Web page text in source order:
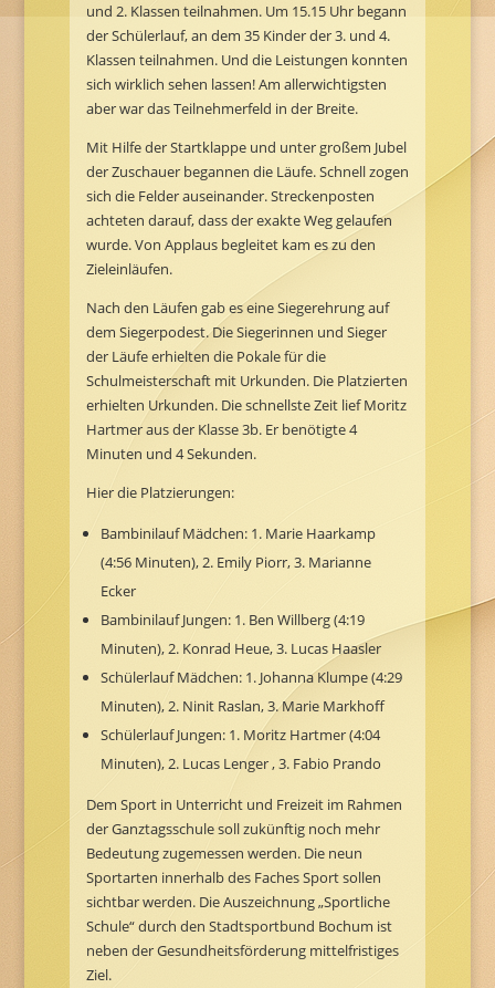
und 2. Klassen teilnahmen. Um 15.15 Uhr begann
der Schülerlauf, an dem 35 Kinder der 3. und 4.
Klassen teilnahmen. Und die Leistungen konnten
sich wirklich sehen lassen! Am allerwichtigsten
aber war das Teilnehmerfeld in der Breite.
Mit Hilfe der Startklappe und unter großem Jubel
der Zuschauer begannen die Läufe. Schnell zogen
sich die Felder auseinander. Streckenposten
achteten darauf, dass der exakte Weg gelaufen
wurde. Von Applaus begleitet kam es zu den
Zieleinläufen.
Nach den Läufen gab es eine Siegerehrung auf
dem Siegerpodest. Die Siegerinnen und Sieger
der Läufe erhielten die Pokale für die
Schulmeisterschaft mit Urkunden. Die Platzierten
erhielten Urkunden. Die schnellste Zeit lief Moritz
Hartmer aus der Klasse 3b. Er benötigte 4
Minuten und 4 Sekunden.
Hier die Platzierungen:
Bambinilauf Mädchen: 1. Marie Haarkamp
(4:56 Minuten), 2. Emily Piorr, 3. Marianne
Ecker
Bambinilauf Jungen: 1. Ben Willberg (4:19
Minuten), 2. Konrad Heue, 3. Lucas Haasler
Schülerlauf Mädchen: 1. Johanna Klumpe (4:29
Minuten), 2. Ninit Raslan, 3. Marie Markhoff
Schülerlauf Jungen: 1. Moritz Hartmer (4:04
Minuten), 2. Lucas Lenger , 3. Fabio Prando
Dem Sport in Unterricht und Freizeit im Rahmen
der Ganztagsschule soll zukünftig noch mehr
Bedeutung zugemessen werden. Die neun
Sportarten innerhalb des Faches Sport sollen
sichtbar werden. Die Auszeichnung „Sportliche
Schule“ durch den Stadtsportbund Bochum ist
neben der Gesundheitsförderung mittelfristiges
Ziel.